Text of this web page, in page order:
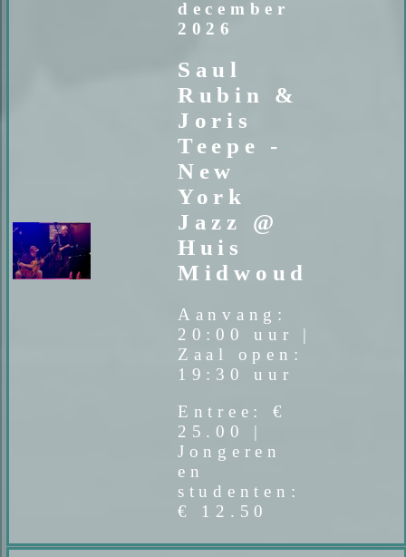
december
2026
Saul
Rubin &
Joris
Teepe -
New
York
Jazz @
Huis
Midwoud
Aanvang:
20:00 uur |
Zaal open:
19:30 uur
Entree: €
25.00 |
Jongeren
en
studenten:
€ 12.50